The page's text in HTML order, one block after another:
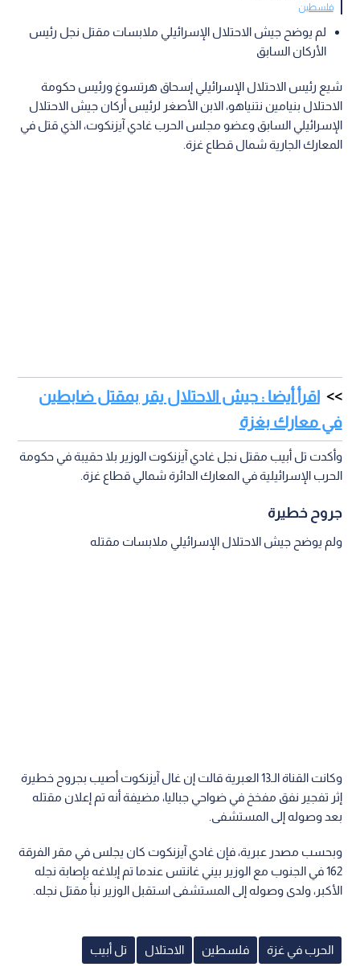
فلسطين
لم يوضح جيش الاحتلال الإسرائيلي ملابسات مقتل نجل رئيس
الأركان السابق
شيع رئيس الاحتلال الإسرائيلي إسحاق هرتسوغ ورئيس حكومة
الاحتلال بنيامين نتنياهو، الابن الأصغر لرئيس أركان جيش الاحتلال
الإسرائيلي السابق وعضو مجلس الحرب غادي آيزنكوت، الذي قتل في
المعارك الجارية شمال قطاع غزة.
اقرأ أيضا : جيش الاحتلال يقر بمقتل ضابطين
في معارك بغزة
وأكدت تل أبيب مقتل نجل غادي آيزنكوت الوزير بلا حقيبة في حكومة
الحرب الإسرائيلية في المعارك الدائرة شمالي قطاع غزة.
جروح خطيرة
ولم يوضح جيش الاحتلال الإسرائيلي ملابسات مقتله
وكانت القناة الـ13 العبرية قالت إن غال آيزنكوت أصيب بجروح خطيرة
إثر تفجير نفق مفخخ في ضواحي جباليا، مضيفة أنه تم إعلان مقتله
بعد وصوله إلى المستشفى.
وبحسب مصدر عبرية، فإن غادي آيزنكوت كان يجلس في مقر الفرقة
162 في الجنوب مع الوزير بيني غانتس عندما تم إبلاغه بإصابة نجله
الأكبر، ولدى وصوله إلى المستشفى استقبل الوزير نبأ مقتل نجله.
الحرب في غزة فلسطين الاحتلال تل أبيب